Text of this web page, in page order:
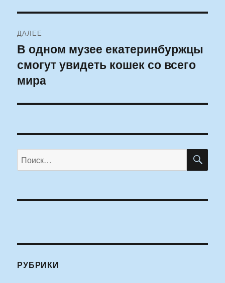
ДАЛЕЕ
Следующая
запись:
В одном музее екатеринбуржцы
смогут увидеть кошек со всего
мира
Искать:
РУБРИКИ